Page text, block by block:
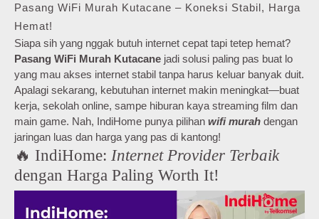
Pasang WiFi Murah Kutacane – Koneksi Stabil, Harga
Hemat!
Siapa sih yang nggak butuh internet cepat tapi tetep hemat?
Pasang WiFi Murah Kutacane jadi solusi paling pas buat lo
yang mau akses internet stabil tanpa harus keluar banyak duit.
Apalagi sekarang, kebutuhan internet makin meningkat—buat
kerja, sekolah online, sampe hiburan kaya streaming film dan
main game. Nah, IndiHome punya pilihan wifi murah dengan
jaringan luas dan harga yang pas di kantong!
🔥 IndiHome: Internet Provider Terbaik
dengan Harga Paling Worth It!